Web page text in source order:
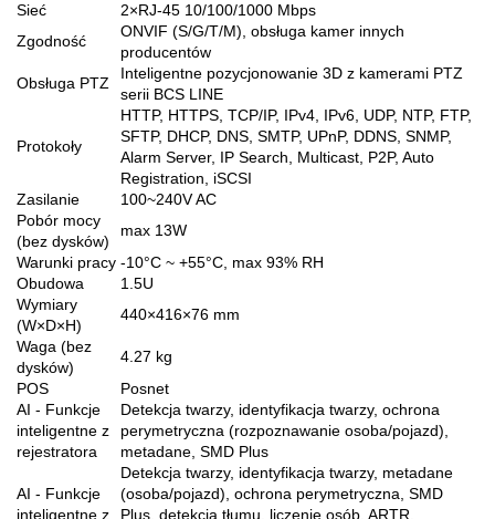
Sieć
2×RJ-45 10/100/1000 Mbps
Zgodność
ONVIF (S/G/T/M), obsługa kamer innych
producentów
Obsługa PTZ
Inteligentne pozycjonowanie 3D z kamerami PTZ
serii BCS LINE
Protokoły
HTTP, HTTPS, TCP/IP, IPv4, IPv6, UDP, NTP, FTP,
SFTP, DHCP, DNS, SMTP, UPnP, DDNS, SNMP,
Alarm Server, IP Search, Multicast, P2P, Auto
Registration, iSCSI
Zasilanie
100~240V AC
Pobór mocy
(bez dysków)
max 13W
Warunki pracy -10°C ~ +55°C, max 93% RH
Obudowa
1.5U
Wymiary
(W×D×H)
440×416×76 mm
Waga (bez
dysków)
4.27 kg
POS
Posnet
AI - Funkcje
inteligentne z
rejestratora
Detekcja twarzy, identyfikacja twarzy, ochrona
perymetryczna (rozpoznawanie osoba/pojazd),
metadane, SMD Plus
AI - Funkcje
inteligentne z
Detekcja twarzy, identyfikacja twarzy, metadane
(osoba/pojazd), ochrona perymetryczna, SMD
Plus, detekcja tłumu, liczenie osób, ARTR,